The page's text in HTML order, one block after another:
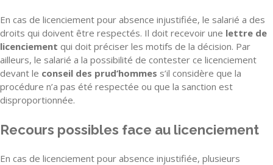
En cas de licenciement pour absence injustifiée, le salarié a des
droits qui doivent être respectés. Il doit recevoir une lettre de
licenciement qui doit préciser les motifs de la décision. Par
ailleurs, le salarié a la possibilité de contester ce licenciement
devant le conseil des prud’hommes s’il considère que la
procédure n’a pas été respectée ou que la sanction est
disproportionnée.
Recours possibles face au licenciement
En cas de licenciement pour absence injustifiée, plusieurs